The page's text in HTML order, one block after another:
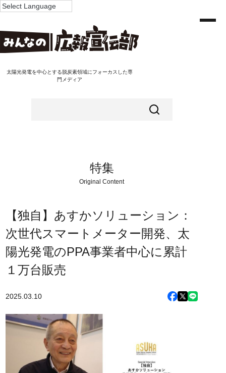
太陽光発電を中心とする脱炭素領域にフォーカスした専
門メディア
特集
Original Content
【独自】あすかソリューション：
次世代スマートメーター開発、太
陽光発電のPPA事業者中心に累計
１万台販売
2025.03.10